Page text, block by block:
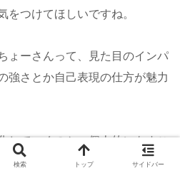
をつけてほしいですね。
ょーさんって、見た目のインパ
強さとか自己表現の仕方が魅力
していくのか、個人的にもすご
検索 トップ サイドバー